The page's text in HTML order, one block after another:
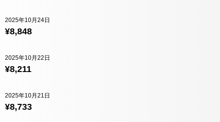
¥8,848
2025年10月24日
¥8,211
2025年10月22日
¥8,733
2025年10月21日